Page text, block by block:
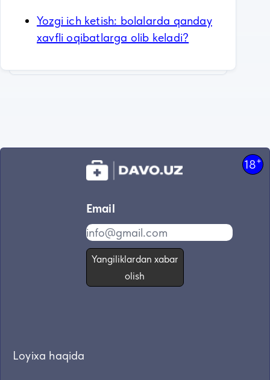
Yozgi ich ketish: bolalarda qanday
xavfli oqibatlarga olib keladi?
18+
Email
Yangiliklardan xabar
olish
Loyixa haqida